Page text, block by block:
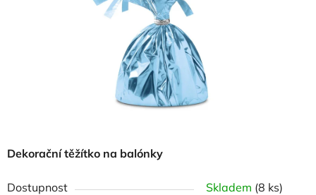
Dekorační těžítko na balónky
Dostupnost Skladem (8 ks)